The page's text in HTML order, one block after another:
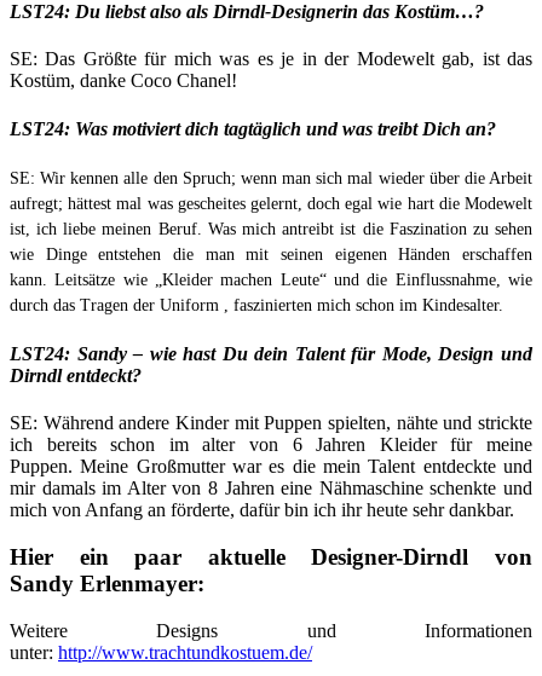
LST24: Du liebst also als Dirndl-Designerin das Kostüm…?
SE: Das Größte für mich was es je in der Modewelt gab, ist das
Kostüm, danke Coco Chanel!
LST24: Was motiviert dich tagtäglich und was treibt Dich an?
SE: Wir kennen alle den Spruch; wenn man sich mal wieder über die Arbeit
aufregt; hättest mal was gescheites gelernt, doch egal wie hart die Modewelt
ist, ich liebe meinen Beruf. Was mich antreibt ist die Faszination zu sehen
wie Dinge entstehen die man mit seinen eigenen Händen erschaffen
kann. Leitsätze wie „Kleider machen Leute“ und die Einflussnahme, wie
durch das Tragen der Uniform , faszinierten mich schon im Kindesalter.
LST24: Sandy – wie hast Du dein Talent für Mode, Design und
Dirndl entdeckt?
SE: Während andere Kinder mit Puppen spielten, nähte und strickte
ich bereits schon im alter von 6 Jahren Kleider für meine
Puppen. Meine Großmutter war es die mein Talent entdeckte und
mir damals im Alter von 8 Jahren eine Nähmaschine schenkte und
mich von Anfang an förderte, dafür bin ich ihr heute sehr dankbar.
Hier ein paar aktuelle Designer-Dirndl von
Sandy Erlenmayer:
Weitere Designs und Informationen
unter: http://www.trachtundkostuem.de/